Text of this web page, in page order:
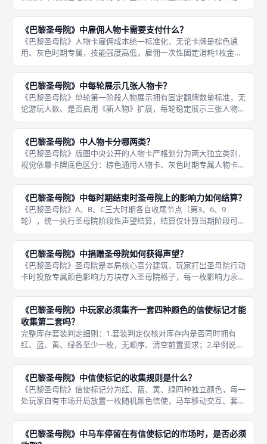
局统一基础老鼠增量，是本轮鼠疫轨道向上移动的基准数值，所有
玩家同步叠加相同增量，是预判本轮疫病防控压力、规划医院影响
力投放的
《巴黎圣母院》中雇佣人物卡需要支付什么？
《巴黎圣母院》人物卡雇佣成本统一标准化，无论卡牌是棕色通
用、灰色时期专属，技能强度高低，雇佣一次性固定消耗1枚金
币，不存在梯度定价、额外影响力消耗、声望抵扣等复杂付费规
则，支付门槛极低，银行稳定产出金币后每轮基本都可自由雇佣人
物获取加成。金
《巴黎圣母院》中每轮展示几张人物卡？
《巴黎圣母院》单轮第一阶段人物展示拥有固定翻牌数量标准，无
论游玩人数、是否启用《新人物》扩展，每轮稳定展示三张人物
卡，组合模式统一为两张棕色全局通用人物卡、一张当期对应时期
灰色专属人物卡，三张卡牌全部平铺在版图中央公共区域，所有玩
家均可清晰
《巴黎圣母院》中人物卡分哪两类？
《巴黎圣母院》版图中央公开的人物卡严格划分为两大独立类别，
视觉依靠卡牌底色区分：棕色通用人物卡、灰色时期专属人物卡，
两类卡牌刷新规则、开放雇佣轮次、技能定位完全区分，每轮开局
同时翻开两张棕色、一张灰色人物卡供全体玩家选择雇佣，构成本
局人物技
《巴黎圣母院》中每时期结束时圣母院上的影响力如何结算？
《巴黎圣母院》A、B、C三大时期各自收尾节点（第3、6、9
轮），统一执行圣母院阶段性声望结算，结算仅计算当期阶段可兑
现声望，存放于圣母院的影响力方块全程永久留存，不会结算后清
空重置，下一期继续叠加累计数值，阶梯分档规则全局统一，所有
人数、变
《巴黎圣母院》中捐赠圣母院如何获得声望？
《巴黎圣母院》圣母院是本局核心高分建筑，玩家打出圣母院行动
卡时投放专属颜色影响力方块存入圣母院格子，每一枚影响力永久
对应1点基础声望，分为三期阶段性结算、终局总投放量额外加成
两层声望收益，是拉开玩家总分差距最关键的计分板块，所有冲分
构筑路线
《巴黎圣母院》中玩家必须集齐一套四种颜色的信使标记才能
收集第二套吗？
完整库存套装判定细则：1.套装判定仅核对库存内是否同时拥有
红、蓝、黄、绿各至少一枚，无顺序、清空前置要求；2.举例说
明：库存现有红1、蓝1、黄1、绿1（第一套完整），后续再拾取
红、绿两枚，此时库存同时具备第一套完整四色+第二套红绿碎
片，继续
《巴黎圣母院》中信使标记的收集规则是什么？
《巴黎圣母院》信使标记分为红、蓝、黄、绿四种独立颜色，每一
处玩家自有市场开局放置一枚随机颜色信使，马车移动交互、套装
计分拥有完整标准化收集规则，是终局重要加分板块，多人对局依
靠跨街区穿行抢夺远端稀缺颜色信使拉开分差。信使标记完整全套
收集规则
《巴黎圣母院》中马车停留在有信使标记的市场时，是否必须